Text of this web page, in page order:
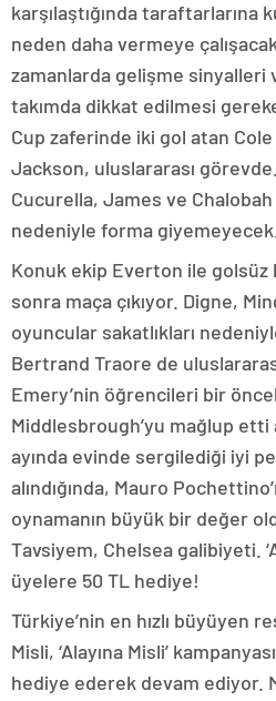
karşılaştığında taraftarlarına
neden daha vermeye
zamanlarda gelişme sinyalleri
takımda dikkat edilmesi
Cup zaferinde iki gol atan
Jackson, uluslararası
Cucurella, James ve
nedeniyle forma giyemeyecek.
Konuk ekip Everton ile golsüz
sonra maça çıkıyor. Digne,
oyuncular sakatlıkları
Bertrand Traore de
Emery’nin öğrencileri bir
Middlesbrough’yu mağlup etti
ayında evinde sergilediği iyi
alındığında, Mauro
oynamanın büyük bir değer
Tavsiyem, Chelsea galibiyeti.
üyelere 50 TL hediye!
Türkiye’nin en hızlı büyüyen
Misli, ‘Alayına Misli’
hediye ederek devam ediyor.